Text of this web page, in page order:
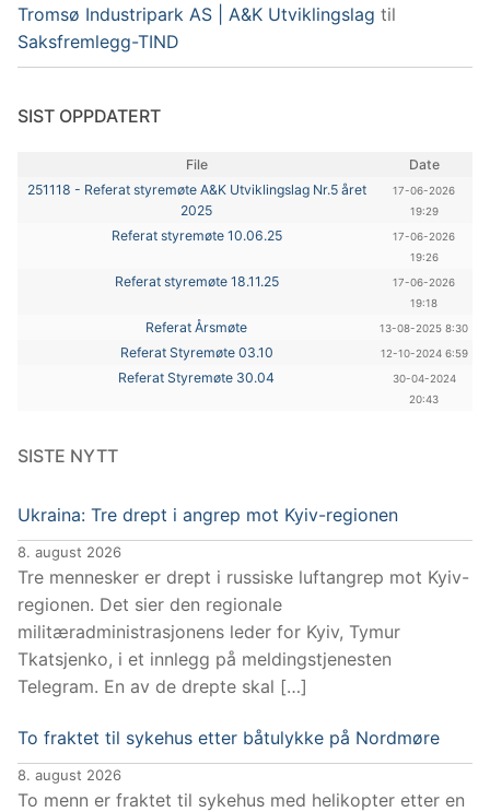
Tromsø Industripark AS | A&K Utviklingslag til
Saksfremlegg-TIND
SIST OPPDATERT
File
Date
251118 - Referat styremøte A&K Utviklingslag Nr.5 året
2025
17-06-2026
19:29
Referat styremøte 10.06.25
17-06-2026
19:26
Referat styremøte 18.11.25
17-06-2026
19:18
Referat Årsmøte 13-08-2025 8:30
Referat Styremøte 03.10 12-10-2024 6:59
Referat Styremøte 30.04
30-04-2024
20:43
SISTE NYTT
Ukraina: Tre drept i angrep mot Kyiv-regionen
8. august 2026
Tre mennesker er drept i russiske luftangrep mot Kyiv-
regionen. Det sier den regionale
militæradministrasjonens leder for Kyiv, Tymur
Tkatsjenko, i et innlegg på meldingstjenesten
Telegram. En av de drepte skal […]
To fraktet til sykehus etter båtulykke på Nordmøre
8. august 2026
To menn er fraktet til sykehus med helikopter etter en